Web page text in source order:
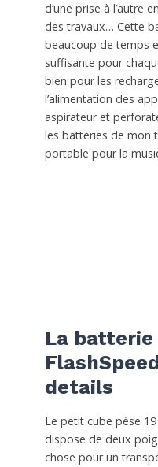
d’une prise à l’autre
des travaux… Cette
beaucoup de temps
suffisante pour
bien pour les
l’alimentation des
aspirateur et
les batteries de mon
portable pour la
La batterie
details
Le petit cube pèse
dispose de deux
chose pour un